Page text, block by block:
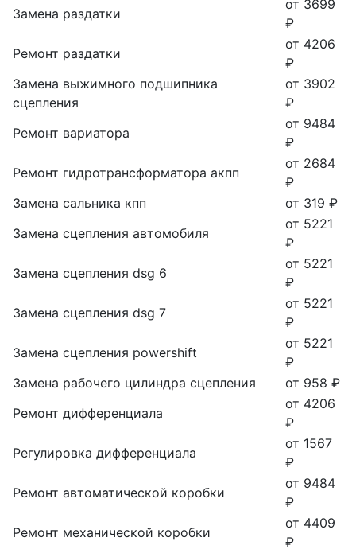
Замена раздатки
от 3699
₽
Ремонт раздатки
от 4206
₽
Замена выжимного подшипника
сцепления
от 3902
₽
Ремонт вариатора
от 9484
₽
Ремонт гидротрансформатора акпп
от 2684
₽
Замена сальника кпп
от 319 ₽
Замена сцепления автомобиля
от 5221
₽
Замена сцепления dsg 6
от 5221
₽
Замена сцепления dsg 7
от 5221
₽
Замена сцепления powershift
от 5221
₽
Замена рабочего цилиндра сцепления
от 958 ₽
Ремонт дифференциала
от 4206
₽
Регулировка дифференциала
от 1567
₽
Ремонт автоматической коробки
от 9484
₽
Ремонт механической коробки
от 4409
₽